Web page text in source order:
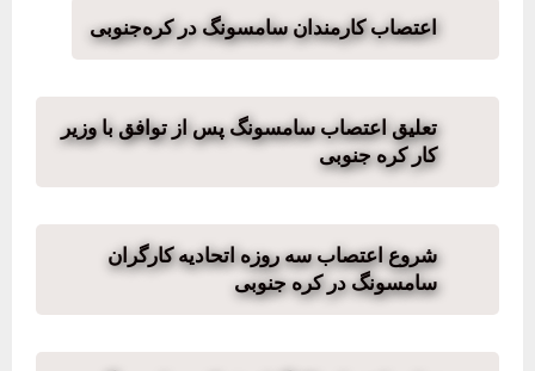
اعتصاب کارمندان سامسونگ در کره‌جنوبی
تعلیق اعتصاب سامسونگ پس از توافق با وزیر
کار کره‌ جنوبی
شروع اعتصاب سه روزه اتحادیه کارگران
سامسونگ در کره جنوبی